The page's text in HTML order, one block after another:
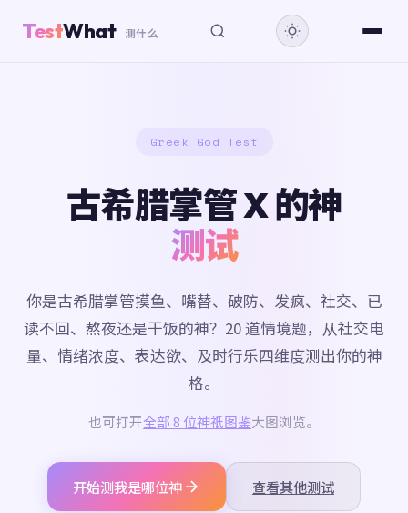
TestWhat 测什么
Greek God Test
古希腊掌管 X 的神
测试
你是古希腊掌管摸鱼、嘴替、破防、发疯、社交、已
读不回、熬夜还是干饭的神？20 道情境题，从社交电
量、情绪浓度、表达欲、及时行乐四维度测出你的神
格。
也可打开全部 8 位神祇图鉴大图浏览。
开始测我是哪位神 查看其他测试